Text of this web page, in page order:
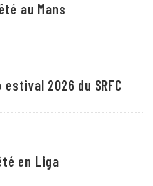
au Mans
2026 du SRFC
en Liga